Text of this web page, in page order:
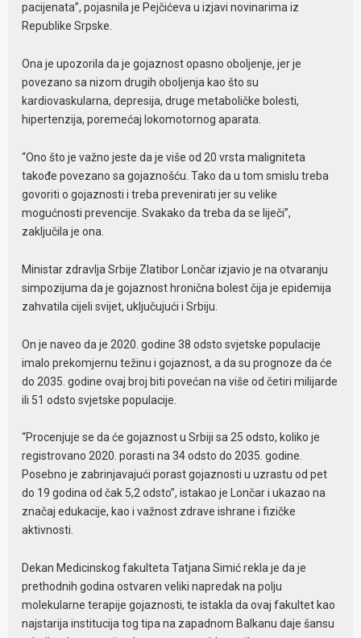
pacijenata”, pojasnila je Pejčićeva u izjavi novinarima iz
Republike Srpske.
Ona je upozorila da je gojaznost opasno oboljenje, jer je
povezano sa nizom drugih oboljenja kao što su
kardiovaskularna, depresija, druge metaboličke bolesti,
hipertenzija, poremećaj lokomotornog aparata.
“Ono što je važno jeste da je više od 20 vrsta maligniteta
takođe povezano sa gojaznošću. Tako da u tom smislu treba
govoriti o gojaznosti i treba prevenirati jer su velike
mogućnosti prevencije. Svakako da treba da se liječi”,
zaključila je ona.
Ministar zdravlja Srbije Zlatibor Lončar izjavio je na otvaranju
simpozijuma da je gojaznost hronična bolest čija je epidemija
zahvatila cijeli svijet, uključujući i Srbiju.
On je naveo da je 2020. godine 38 odsto svjetske populacije
imalo prekomjernu težinu i gojaznost, a da su prognoze da će
do 2035. godine ovaj broj biti povećan na više od četiri milijarde
ili 51 odsto svjetske populacije.
“Procenjuje se da će gojaznost u Srbiji sa 25 odsto, koliko je
registrovano 2020. porasti na 34 odsto do 2035. godine.
Posebno je zabrinjavajući porast gojaznosti u uzrastu od pet
do 19 godina od čak 5,2 odsto”, istakao je Lončar i ukazao na
značaj edukacije, kao i važnost zdrave ishrane i fizičke
aktivnosti.
Dekan Medicinskog fakulteta Tatjana Simić rekla je da je
prethodnih godina ostvaren veliki napredak na polju
molekularne terapije gojaznosti, te istakla da ovaj fakultet kao
najstarija institucija tog tipa na zapadnom Balkanu daje šansu